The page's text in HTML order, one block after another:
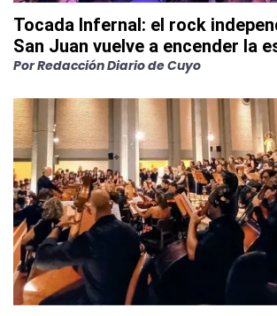
Tocada Infernal: el rock
San Juan vuelve a encender la
PorRedacción Diario de Cuyo